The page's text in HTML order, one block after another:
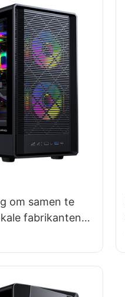
om samen te
fabrikanten
behuizingen?